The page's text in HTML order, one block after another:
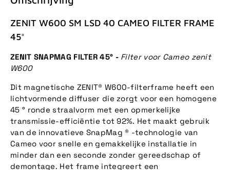
ZENIT W600 SM LSD 40 CAMEO FILTER FRAME
45°
ZENIT SNAPMAG FILTER 45° - Filter voor Cameo zenit
W600
Dit magnetische ZENIT® W600-filterframe heeft een
lichtvormende diffuser die zorgt voor een homogene
45 ° ronde straalvorm met een opmerkelijke
transmissie-efficiëntie tot 92%. Het maakt gebruik
van de innovatieve SnapMag ® -technologie van
Cameo voor snelle en gemakkelijke installatie in
minder dan een seconde zonder gereedschap of
demontage. Het frame integreert een